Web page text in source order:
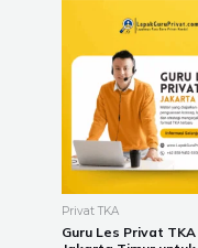
Privat TKA
Guru Les Privat